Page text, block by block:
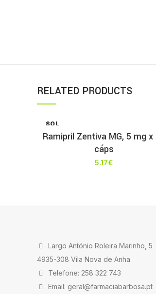
RELATED PRODUCTS
SOL
T
Ramipril Zentiva MG, 5 mg x
cáps
5.17€
Largo António Roleira Marinho, 5
4935-308 Vila Nova de Anha
Telefone: 258 322 743
Email: geral@farmaciabarbosa.pt